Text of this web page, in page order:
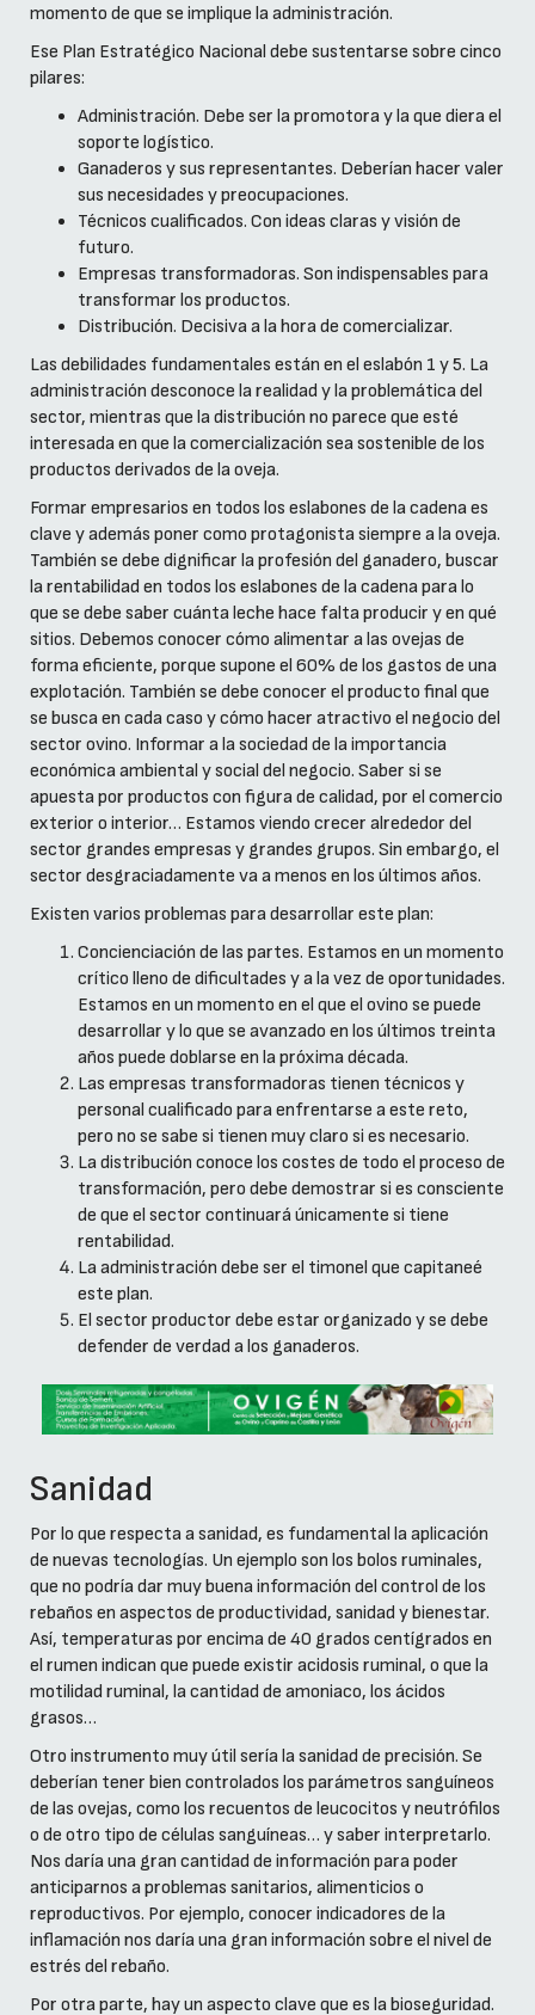
momento de que se implique la administración.
Ese Plan Estratégico Nacional debe sustentarse sobre cinco
pilares:
Administración. Debe ser la promotora y la que diera el
soporte logístico.
Ganaderos y sus representantes. Deberían hacer valer
sus necesidades y preocupaciones.
Técnicos cualificados. Con ideas claras y visión de
futuro.
Empresas transformadoras. Son indispensables para
transformar los productos.
Distribución. Decisiva a la hora de comercializar.
Las debilidades fundamentales están en el eslabón 1 y 5. La
administración desconoce la realidad y la problemática del
sector, mientras que la distribución no parece que esté
interesada en que la comercialización sea sostenible de los
productos derivados de la oveja.
Formar empresarios en todos los eslabones de la cadena es
clave y además poner como protagonista siempre a la oveja.
También se debe dignificar la profesión del ganadero, buscar
la rentabilidad en todos los eslabones de la cadena para lo
que se debe saber cuánta leche hace falta producir y en qué
sitios. Debemos conocer cómo alimentar a las ovejas de
forma eficiente, porque supone el 60% de los gastos de una
explotación. También se debe conocer el producto final que
se busca en cada caso y cómo hacer atractivo el negocio del
sector ovino. Informar a la sociedad de la importancia
económica ambiental y social del negocio. Saber si se
apuesta por productos con figura de calidad, por el comercio
exterior o interior… Estamos viendo crecer alrededor del
sector grandes empresas y grandes grupos. Sin embargo, el
sector desgraciadamente va a menos en los últimos años.
Existen varios problemas para desarrollar este plan:
Concienciación de las partes. Estamos en un momento
crítico lleno de dificultades y a la vez de oportunidades.
Estamos en un momento en el que el ovino se puede
desarrollar y lo que se avanzado en los últimos treinta
años puede doblarse en la próxima década.
Las empresas transformadoras tienen técnicos y
personal cualificado para enfrentarse a este reto,
pero no se sabe si tienen muy claro si es necesario.
La distribución conoce los costes de todo el proceso de
transformación, pero debe demostrar si es consciente
de que el sector continuará únicamente si tiene
rentabilidad.
La administración debe ser el timonel que capitaneé
este plan.
El sector productor debe estar organizado y se debe
defender de verdad a los ganaderos.
Sanidad
Por lo que respecta a sanidad, es fundamental la aplicación
de nuevas tecnologías. Un ejemplo son los bolos ruminales,
que no podría dar muy buena información del control de los
rebaños en aspectos de productividad, sanidad y bienestar.
Así, temperaturas por encima de 40 grados centígrados en
el rumen indican que puede existir acidosis ruminal, o que la
motilidad ruminal, la cantidad de amoniaco, los ácidos
grasos…
Otro instrumento muy útil sería la sanidad de precisión. Se
deberían tener bien controlados los parámetros sanguíneos
de las ovejas, como los recuentos de leucocitos y neutrófilos
o de otro tipo de células sanguíneas… y saber interpretarlo.
Nos daría una gran cantidad de información para poder
anticiparnos a problemas sanitarios, alimenticios o
reproductivos. Por ejemplo, conocer indicadores de la
inflamación nos daría una gran información sobre el nivel de
estrés del rebaño.
Por otra parte, hay un aspecto clave que es la bioseguridad.